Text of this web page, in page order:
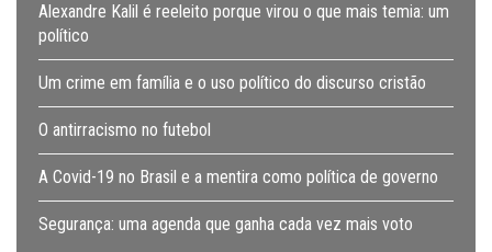
Alexandre Kalil é reeleito porque virou o que mais temia: um
político
Um crime em família e o uso político do discurso cristão
O antirracismo no futebol
A Covid-19 no Brasil e a mentira como política de governo
Segurança: uma agenda que ganha cada vez mais voto